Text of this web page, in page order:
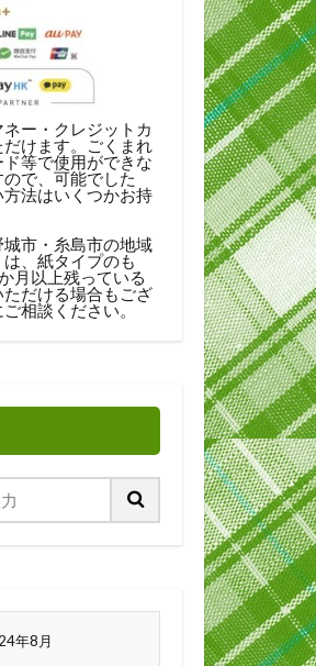
ー・クレジットカ
けます。ごくまれ
等で使用ができな
で、可能でした
法はいくつかお持
市・糸島市の地域
、紙タイプのも
月以上残っている
だける場合もござ
相談ください。
年8月